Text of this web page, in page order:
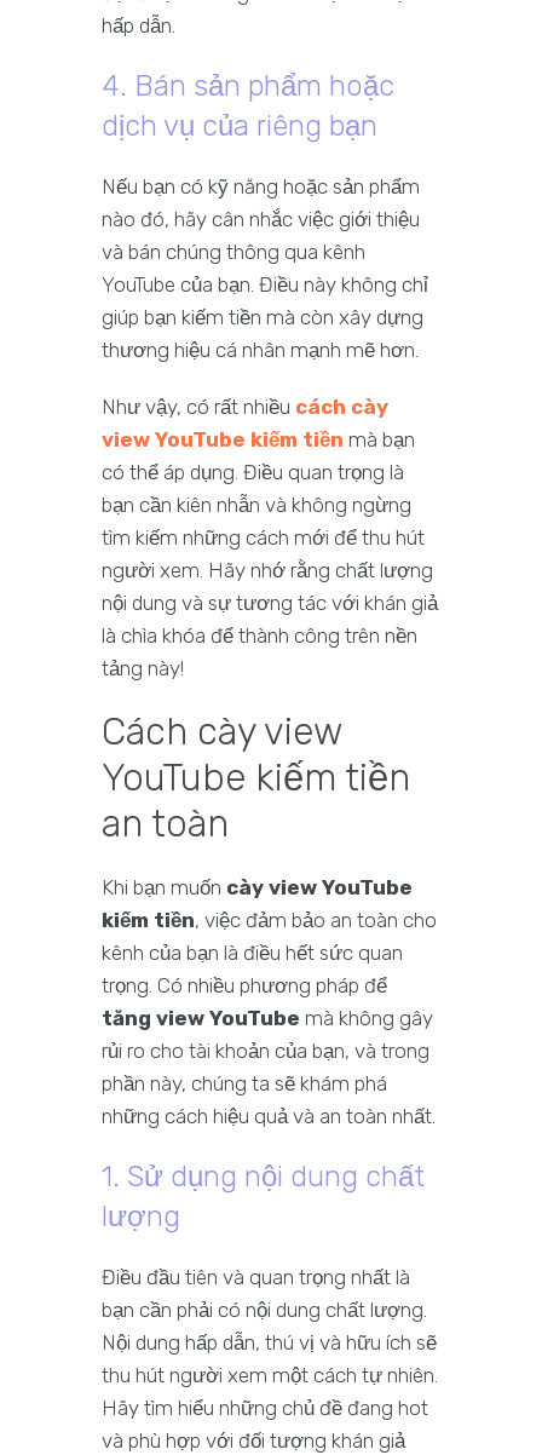
hấp dẫn.
4. Bán sản phẩm hoặc
dịch vụ của riêng bạn
Nếu bạn có kỹ năng hoặc sản phẩm
nào đó, hãy cân nhắc việc giới thiệu
và bán chúng thông qua kênh
YouTube của bạn. Điều này không chỉ
giúp bạn kiếm tiền mà còn xây dựng
thương hiệu cá nhân mạnh mẽ hơn.
Như vậy, có rất nhiều cách cày
view YouTube kiếm tiền mà bạn
có thể áp dụng. Điều quan trọng là
bạn cần kiên nhẫn và không ngừng
tìm kiếm những cách mới để thu hút
người xem. Hãy nhớ rằng chất lượng
nội dung và sự tương tác với khán giả
là chìa khóa để thành công trên nền
tảng này!
Cách cày view
YouTube kiếm tiền
an toàn
Khi bạn muốn cày view YouTube
kiếm tiền, việc đảm bảo an toàn cho
kênh của bạn là điều hết sức quan
trọng. Có nhiều phương pháp để
tăng view YouTube mà không gây
rủi ro cho tài khoản của bạn, và trong
phần này, chúng ta sẽ khám phá
những cách hiệu quả và an toàn nhất.
1. Sử dụng nội dung chất
lượng
Điều đầu tiên và quan trọng nhất là
bạn cần phải có nội dung chất lượng.
Nội dung hấp dẫn, thú vị và hữu ích sẽ
thu hút người xem một cách tự nhiên.
Hãy tìm hiểu những chủ đề đang hot
và phù hợp với đối tượng khán giả